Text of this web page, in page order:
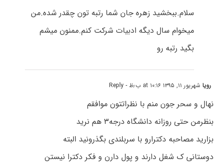
سلام.ببخشید زهره جان شما رتبه تون چقدر شده.من
میخوام سال دیگه ادبیات شرکت کنم.ممنون میشم
بگید رتبه رو
رویاشهریور ۱۱, ۱۳۹۵ at ۱۰:۱۶ ب٫ظ - Reply
نهال و سحر جون منم با نظراتتون موافقم
بنظرمن حتی روزانه دانشگاه درجه۳ هم نرید
بزارید مصاحبه دکترارو با سربلندی بگذرونید البته
دوستانی ک شغل دارند و پول دارن و فکر دکترا نیستن